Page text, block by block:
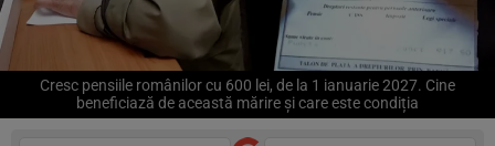
Cresc pensiile românilor cu 600 lei, de la 1 ianuarie 2027. Cine
beneficiază de această mărire și care este condiția